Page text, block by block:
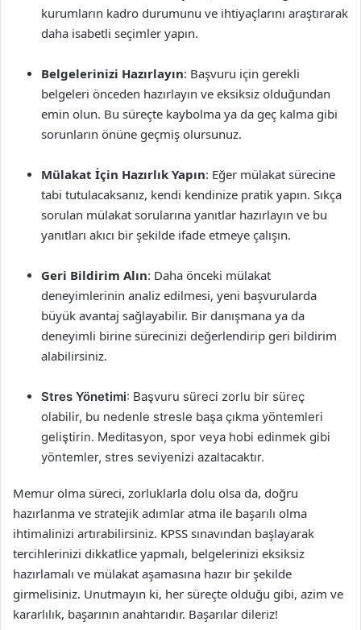
kurumların kadro durumunu ve ihtiyaçlarını araştırarak
daha isabetli seçimler yapın.
Belgelerinizi Hazırlayın: Başvuru için gerekli
belgeleri önceden hazırlayın ve eksiksiz olduğundan
emin olun. Bu süreçte kaybolma ya da geç kalma gibi
sorunların önüne geçmiş olursunuz.
Mülakat İçin Hazırlık Yapın: Eğer mülakat sürecine
tabi tutulacaksanız, kendi kendinize pratik yapın. Sıkça
sorulan mülakat sorularına yanıtlar hazırlayın ve bu
yanıtları akıcı bir şekilde ifade etmeye çalışın.
Geri Bildirim Alın: Daha önceki mülakat
deneyimlerinin analiz edilmesi, yeni başvurularda
büyük avantaj sağlayabilir. Bir danışmana ya da
deneyimli birine sürecinizi değerlendirip geri bildirim
alabilirsiniz.
Stres Yönetimi: Başvuru süreci zorlu bir süreç
olabilir, bu nedenle stresle başa çıkma yöntemleri
geliştirin. Meditasyon, spor veya hobi edinmek gibi
yöntemler, stres seviyenizi azaltacaktır.
Memur olma süreci, zorluklarla dolu olsa da, doğru
hazırlanma ve stratejik adımlar atma ile başarılı olma
ihtimalinizi artırabilirsiniz. KPSS sınavından başlayarak
tercihlerinizi dikkatlice yapmalı, belgelerinizi eksiksiz
hazırlamalı ve mülakat aşamasına hazır bir şekilde
girmelisiniz. Unutmayın ki, her süreçte olduğu gibi, azim ve
kararlılık, başarının anahtarıdır. Başarılar dileriz!